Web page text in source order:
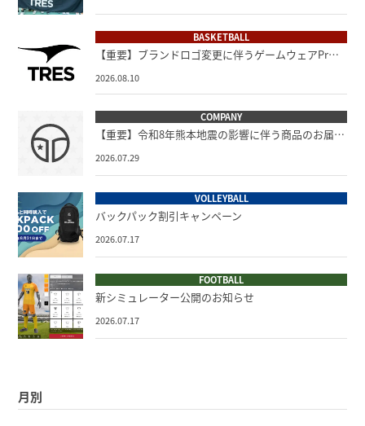
BASKETBALL
【重要】ブランドロゴ変更に伴うゲームウェアPr…
2026.08.10
COMPANY
【重要】令和8年熊本地震の影響に伴う商品のお届…
2026.07.29
VOLLEYBALL
バックパック割引キャンペーン
2026.07.17
FOOTBALL
新シミュレーター公開のお知らせ
2026.07.17
月別